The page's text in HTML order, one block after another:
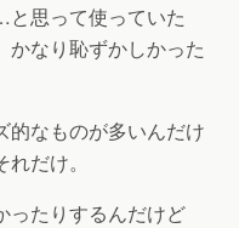
思って使っていた
かなり恥ずかしかった
的なものが多いんだけ
だけ。
ったりするんだけど